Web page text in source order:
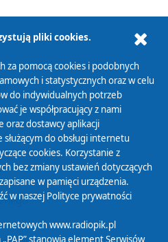
pliki cookies.
za pomocą cookies i podobnych
i statystycznych oraz w celu
do indywidualnych potrzeb
je współpracujący z nami
oraz dostawcy aplikacji
do obsługi internetu
cookies. Korzystanie z
bez zmiany ustawień dotyczących
w pamięci urządzenia.
w naszej Polityce prywatności
www.radiopik.pl
stanowią element Serwisów